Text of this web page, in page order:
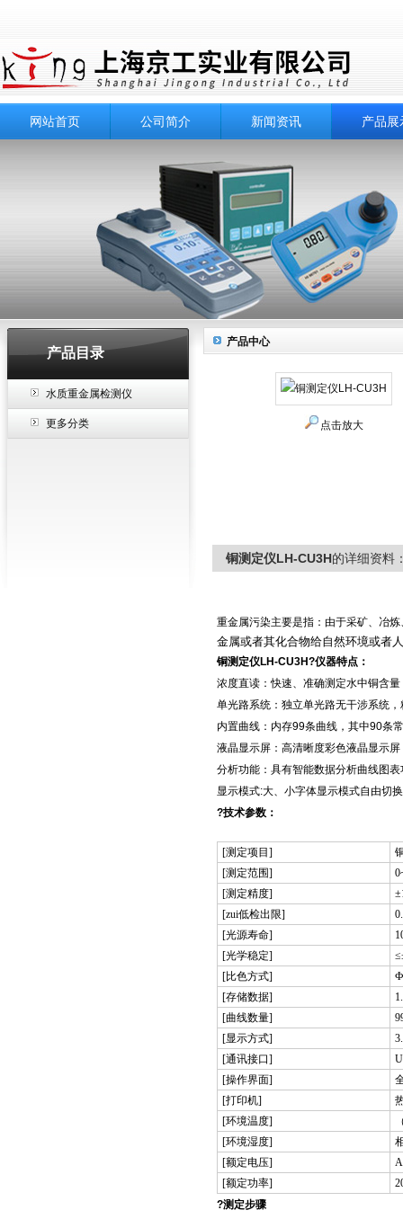
网站首页 公司简介 新闻资讯 产品展
产品目录
水质重金属检测仪
更多分类
产品中心
点击放大
铜测定仪LH-CU3H的详细资料
重金属污染主要是指：由于采矿、冶
金属或者其化合物给自然环境或者
铜测定仪LH-CU3H?仪器特点：
浓度直读：快速、准确测定水中铜含
单光路系统：独立单光路无干涉系统
内置曲线：内存99条曲线，其中90条
液晶显示屏：高清晰度彩色液晶显示
分析功能：具有智能数据分析曲线图
显示模式:大、小字体显示模式自由切
?技术参数：
[测定项目]
[测定范围]
[测定精度]
[zui低检出限]
[光源寿命]
[光学稳定]
[比色方式]
[存储数据]
[曲线数量]
[显示方式]
[通讯接口]
[操作界面]
[打印机]
[环境温度]
[环境湿度]
[额定电压]
[额定功率]
?测定步骤